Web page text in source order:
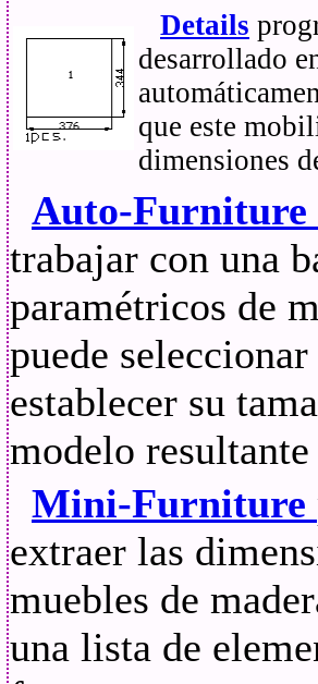
Details
desarrollado
que este
dimensiones
Auto-Furniture
trabajar con una
paramétricos de
puede
establecer su
modelo
Mini-Furniture
extraer las
muebles de
una lista de